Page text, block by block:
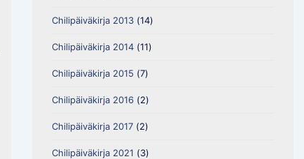
Chilipäiväkirja 2013(14)
Chilipäiväkirja 2014(11)
Chilipäiväkirja 2015 (7)
Chilipäiväkirja 2016(2)
Chilipäiväkirja 2017(2)
Chilipäiväkirja 2021 (3)